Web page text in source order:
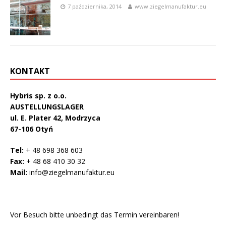
7 października, 2014 www.ziegelmanufaktur.eu
KONTAKT
Hybris sp. z o.o.
AUSTELLUNGSLAGER
ul. E. Plater 42, Modrzyca
67-106 Otyń
Tel: + 48 698 368 603
Fax: + 48 68 410 30 32
Mail: info@ziegelmanufaktur.eu
Vor Besuch bitte unbedingt das Termin vereinbaren!